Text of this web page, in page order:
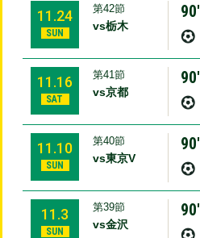
11.24
SUN
第42節
vs栃木
90′
11.16
SAT
第41節
vs京都
90′
11.10
SUN
第40節
vs東京V
90′
11.3
SUN
第39節
vs金沢
90′